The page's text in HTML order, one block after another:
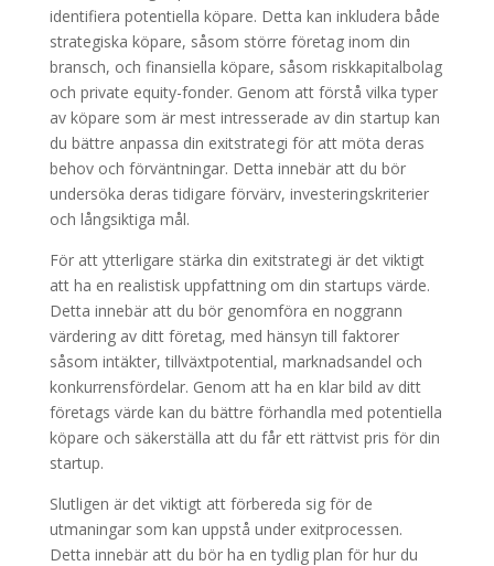
identifiera potentiella köpare. Detta kan inkludera både
strategiska köpare, såsom större företag inom din
bransch, och finansiella köpare, såsom riskkapitalbolag
och private equity-fonder. Genom att förstå vilka typer
av köpare som är mest intresserade av din startup kan
du bättre anpassa din exitstrategi för att möta deras
behov och förväntningar. Detta innebär att du bör
undersöka deras tidigare förvärv, investeringskriterier
och långsiktiga mål.
För att ytterligare stärka din exitstrategi är det viktigt
att ha en realistisk uppfattning om din startups värde.
Detta innebär att du bör genomföra en noggrann
värdering av ditt företag, med hänsyn till faktorer
såsom intäkter, tillväxtpotential, marknadsandel och
konkurrensfördelar. Genom att ha en klar bild av ditt
företags värde kan du bättre förhandla med potentiella
köpare och säkerställa att du får ett rättvist pris för din
startup.
Slutligen är det viktigt att förbereda sig för de
utmaningar som kan uppstå under exitprocessen.
Detta innebär att du bör ha en tydlig plan för hur du